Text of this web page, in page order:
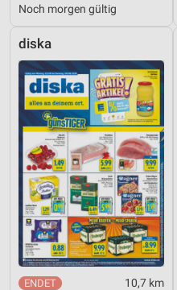
Noch morgen gültig
diska
10,7 km